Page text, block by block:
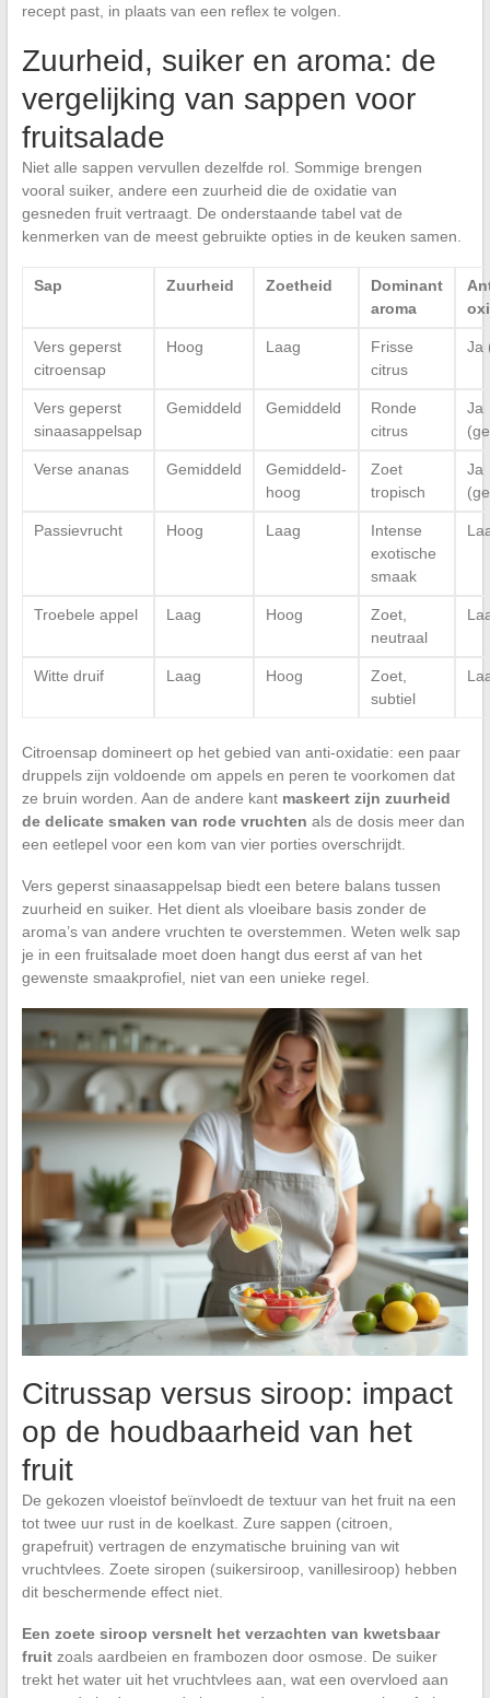
recept past, in plaats van een reflex te volgen.
Zuurheid, suiker en aroma: de
vergelijking van sappen voor
fruitsalade
Niet alle sappen vervullen dezelfde rol. Sommige brengen
vooral suiker, andere een zuurheid die de oxidatie van
gesneden fruit vertraagt. De onderstaande tabel vat de
kenmerken van de meest gebruikte opties in de keuken samen.
Sap Zuurheid Zoetheid
Dominant
aroma
Vers geperst
citroensap
Hoog Laag
Frisse
citrus
Ja
Vers geperst
sinaasappelsap
Gemiddeld Gemiddeld
Ronde
citrus
Ja
Verse ananas Gemiddeld
Gemiddeld-
hoog
Zoet
tropisch
Ja
Passievrucht Hoog Laag
Intense
exotische
smaak
Troebele appel Laag Hoog
Zoet,
neutraal
Witte druif Laag Hoog
Zoet,
subtiel
Citroensap domineert op het gebied van anti-oxidatie: een paar
druppels zijn voldoende om appels en peren te voorkomen dat
ze bruin worden. Aan de andere kant maskeert zijn zuurheid
de delicate smaken van rode vruchten als de dosis meer dan
een eetlepel voor een kom van vier porties overschrijdt.
Vers geperst sinaasappelsap biedt een betere balans tussen
zuurheid en suiker. Het dient als vloeibare basis zonder de
aroma’s van andere vruchten te overstemmen. Weten welk sap
je in een fruitsalade moet doen hangt dus eerst af van het
gewenste smaakprofiel, niet van een unieke regel.
Citrussap versus siroop: impact
op de houdbaarheid van het
fruit
De gekozen vloeistof beïnvloedt de textuur van het fruit na een
tot twee uur rust in de koelkast. Zure sappen (citroen,
grapefruit) vertragen de enzymatische bruining van wit
vruchtvlees. Zoete siropen (suikersiroop, vanillesiroop) hebben
dit beschermende effect niet.
Een zoete siroop versnelt het verzachten van kwetsbaar
fruitzoals aardbeien en frambozen door osmose. De suiker
trekt het water uit het vruchtvlees aan, wat een overvloed aan